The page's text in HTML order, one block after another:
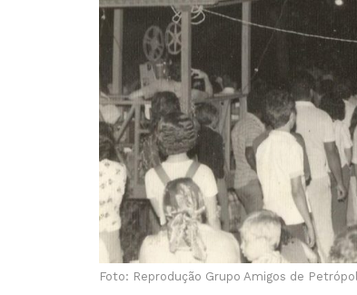
Foto: Reprodução Grupo Amigos de